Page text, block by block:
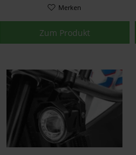
Merken
Zum Produkt